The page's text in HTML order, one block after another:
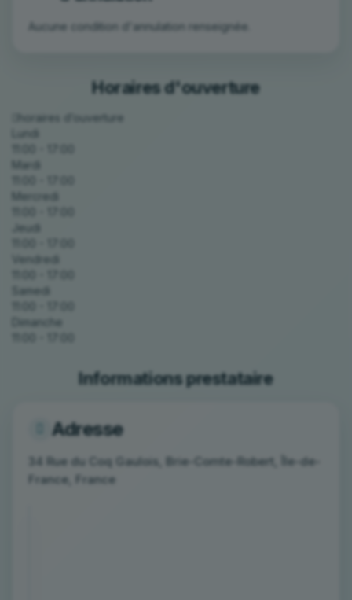
Aucune condition d'annulation renseignée.
Horaires d'ouverture
horaires d’ouverture
Lundi
Mardi
Mercredi
Jeudi
Vendredi
Samedi
Dimanche
Informations prestataire
Adresse
34 Rue du Coq Gaulois, Brie-Comte-Robert, Île-de-
France, France